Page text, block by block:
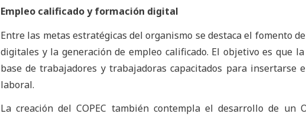
Empleo calificado y formación digital
Entre las metas estratégicas del organismo se destaca el fomento
digitales y la generación de empleo calificado. El objetivo es que
base de trabajadores y trabajadoras capacitados para insertarse
laboral.
La creación del COPEC también contempla el desarrollo de un